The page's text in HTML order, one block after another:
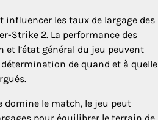
influencer les taux de largage des
Strike 2. La performance des
et l’état général du jeu peuvent
de quand et à quelle
domine le match, le jeu peut
pour équilibrer le terrain de